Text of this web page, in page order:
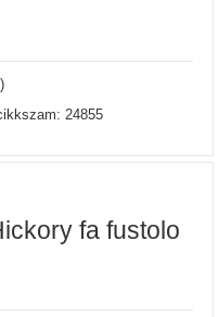
24855
fa fustolo